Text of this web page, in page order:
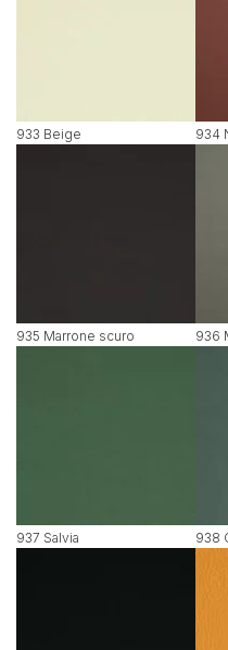
933 Beige 934
935 Marrone scuro 936
937 Salvia 938